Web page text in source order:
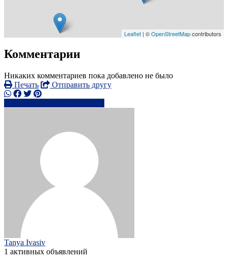
Leaflet | ©OpenStreetMapcontributors
Комментарии
Никаких комментариев пока добавлено не было
Печать
Отправить другу
Tanya Ivasiv
1 активных объявлений